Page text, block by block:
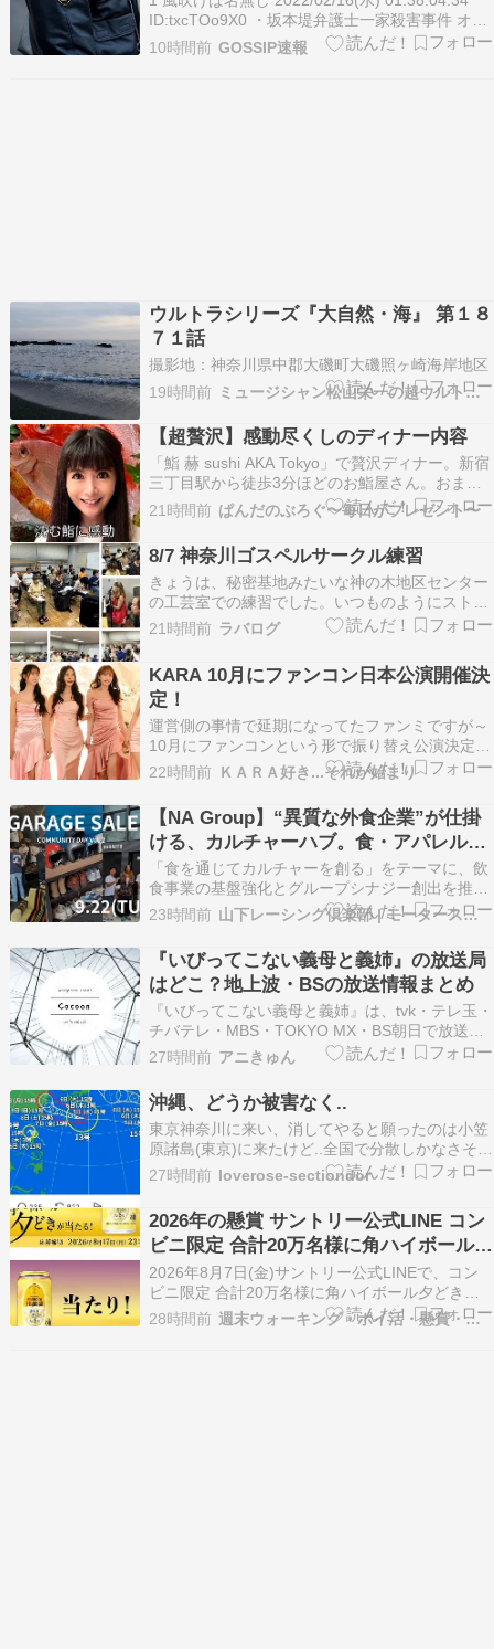
ID:txcTOo9X0 ・坂本堤弁護士一家殺害事件 オウ
ム真理教が弁護士一家（坂本氏、妻、子供1歳）
を全員殺害した事件。 神奈川県警は坂本弁護士に
10時間前 GOSSIP速報
ウルトラシリーズ『大自然・海』 第１８
７１話
撮影地：神奈川県中郡大磯町大磯照ヶ崎海岸地区
19時間前
ミュージシャン松山栄一の超ウルトラ基地
【超贅沢】感動尽くしのディナー内容
「鮨 赫 sushi AKA Tokyo」で贅沢ディナー。新宿
三丁目駅から徒歩3分ほどのお鮨屋さん。おまか
せコース28,000円(税込)を堪能。 甲殻類アレルギ
ーがある為、一部メニューをアレンジ頂いてま
す。 極上の玉露茶に丁寧な和食の時間。 ◆帆立
の磯部と翡翠茄子のあんかけ◆香…
21時間前 ぱんだのぶろぐ〜毎日がプレゼント〜
8/7 神奈川ゴスペルサークル練習
きょうは、秘密基地みたいな神の木地区センター
の工芸室での練習でした。いつものようにストレ
ッチと発声をして、Down By The Riverside を歌
って練習開始！Bang Bang に入りました。復習
は、ソプラノはdarknessの音の流れ、アルトは、
Alwayのアクセント…
21時間前 ラバログ
KARA 10月にファンコン日本公演開催決
定！
運営側の事情で延期になってたファンミですが～
10月にファンコンという形で振り替え公演決定＼
(^o^)／ メディア記事より ＞＞KARAの延期とな
っていたファンミ、秋にファンコンとして開催決
定「GRAND FINALE」KARAが10月23、24日に
神奈川・横浜BUNTAIでファ…
22時間前 ＫＡＲＡ好き...それが始まり
【NA Group】“異質な外食企業”が仕掛
ける、カルチャーハブ。食・アパレル・
モーターカルチャーが交差する
「GARAGE SALE COMMUNITY DAY
Vol.2」を9月22日に開催決定！
「食を通じてカルチャーを創る」をテーマに、飲
食事業の基盤強化とグループシナジー創出を推進
するNA Group株式会社は、グループが擁する
「CLASSICAL INC. RACING TEAM」主導のも
と、2026年9月22日（火・祝）、神奈川県川崎北
部にて、コミュニティイベント…
23時間前 山下レーシング倶楽部 | モータースポーツ応援番組
『いびってこない義母と義姉』の放送局
はどこ？地上波・BSの放送情報まとめ
『いびってこない義母と義姉』は、tvk・テレ玉・
チバテレ・MBS・TOKYO MX・BS朝日で放送さ
れています。 最速の地上波放送は毎週水曜23時
30分から。BS朝日でも視聴できますが、週によ
って放送曜日や時間が変更される場合があるた
め、録画前には最新の番組表を確認しておくのが
確…
27時間前 アニきゅん
沖縄、どうか被害なく..
東京神奈川に来い、消してやると願ったのは小笠
原諸島(東京)に来たけど..全国で分散しかなさそう
だ。
27時間前 loverose-sectiondor
2026年の懸賞 サントリー公式LINE コン
ビニ限定 合計20万名様に角ハイボール夕
どきが当たる!に当選 8/7 update
2026年8月7日(金)サントリー公式LINEで、コン
ビニ限定 合計20万名様に角ハイボール夕どきが
当たる!に当選した。2026年7月30日(木)サントリ
ー公式HPキャンペーン で、-196[イチキューロク]
28時間前 週末ウォーキング・ポイ活・懸賞・クーポンのメモ等